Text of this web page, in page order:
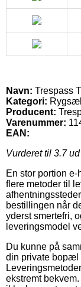
Navn: Trespass
Kategori:
Producent:
Varenummer:
EAN:
Vurderet til 3.7ud
En stor portion
flere metoder til
bestillingen når
yderst smertefri,
leveringsmodel
Du kunne på
din private bopæl
ekstremt